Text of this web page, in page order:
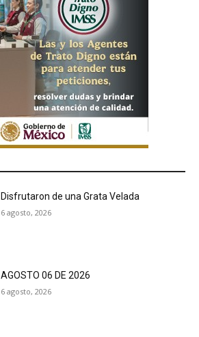
Disfrutaron de una Grata Velada
6 agosto, 2026
AGOSTO 06 DE 2026
6 agosto, 2026